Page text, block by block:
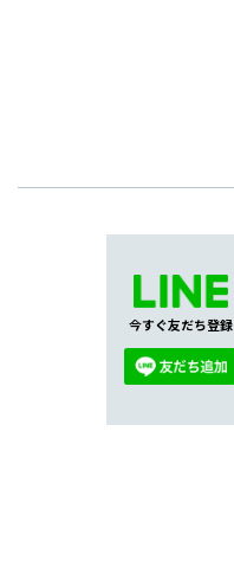
今すぐ友だち登録